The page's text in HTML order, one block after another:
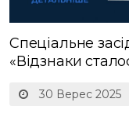
30 Верес 2025
Спеціальне
«Відзнаки